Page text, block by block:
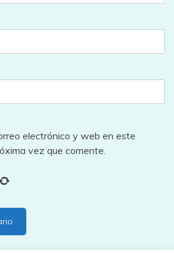
electrónico y web en este
vez que comente.